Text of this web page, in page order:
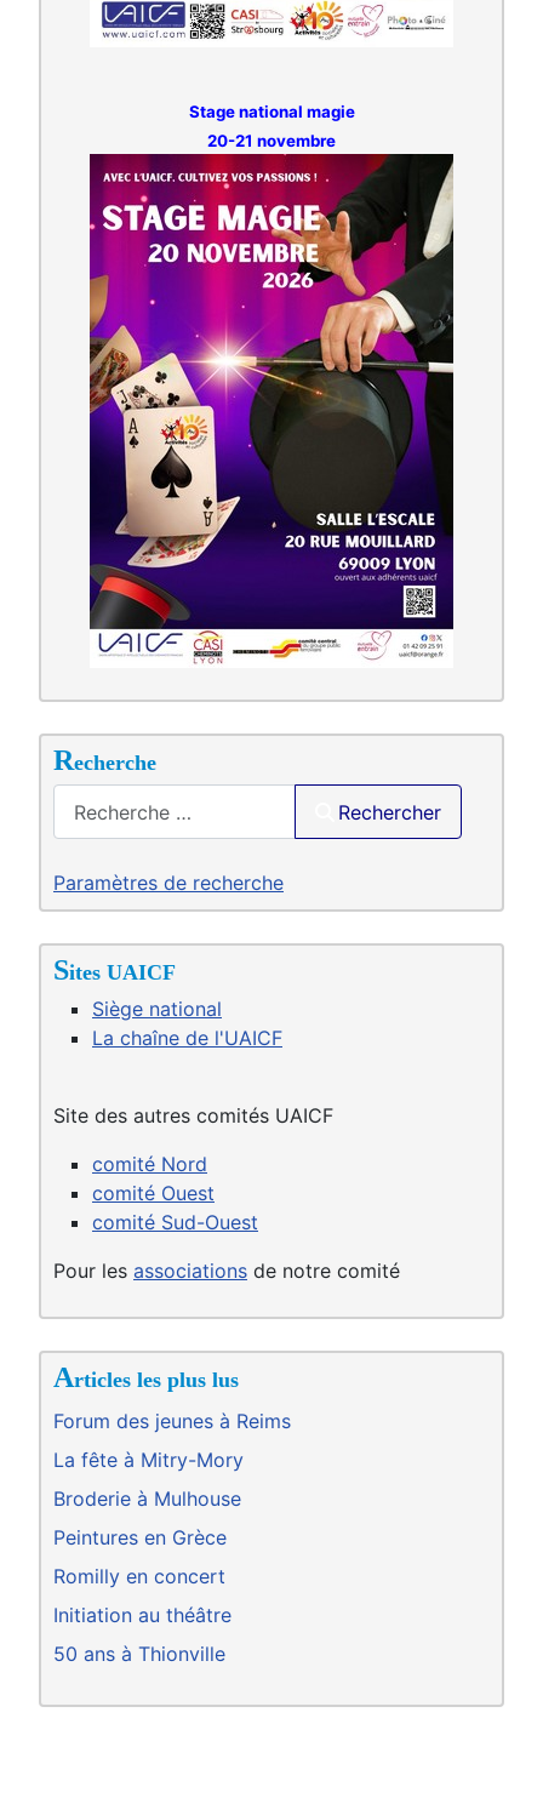
Stage national magie
20-21 novembre
Recherche
Rechercher
Paramètres de recherche
Sites UAICF
Siège national
La chaîne de l'UAICF
Site des autres comités UAICF
comité Nord
comité Ouest
comité Sud-Ouest
Pour les associations de notre comité
Articles les plus lus
Forum des jeunes à Reims
La fête à Mitry-Mory
Broderie à Mulhouse
Peintures en Grèce
Romilly en concert
Initiation au théâtre
50 ans à Thionville